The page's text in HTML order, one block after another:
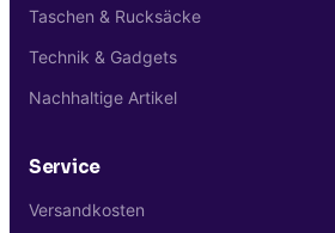
Taschen & Rucksäcke
Technik & Gadgets
Nachhaltige Artikel
Service
Versandkosten